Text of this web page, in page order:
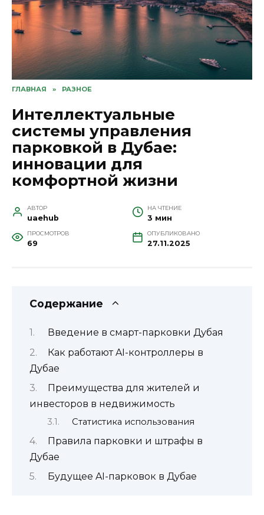
ГЛАВНАЯ » РАЗНОЕ
Интеллектуальные
системы управления
парковкой в Дубае:
инновации для
комфортной жизни
АВТОР
uaehub
НА ЧТЕНИЕ
3 мин
ПРОСМОТРОВ
69
ОПУБЛИКОВАНО
27.11.2025
Содержание
Введение в смарт-парковки Дубая
Как работают AI-контроллеры в
Дубае
Преимущества для жителей и
инвесторов в недвижимость
Статистика использования
Правила парковки и штрафы в
Дубае
Будущее AI-парковок в Дубае